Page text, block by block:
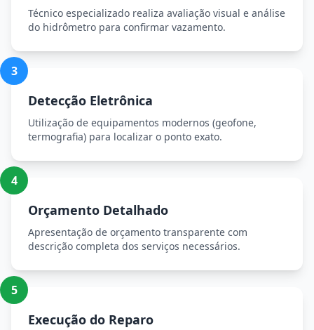
Técnico especializado realiza avaliação visual e análise
do hidrômetro para confirmar vazamento.
3
Detecção Eletrônica
Utilização de equipamentos modernos (geofone,
termografia) para localizar o ponto exato.
4
Orçamento Detalhado
Apresentação de orçamento transparente com
descrição completa dos serviços necessários.
5
Execução do Reparo